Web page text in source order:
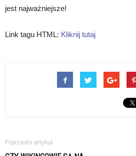
jest najważniejsze!
Link tagu HTML: Kliknij tutaj
Poprzedni artykuł